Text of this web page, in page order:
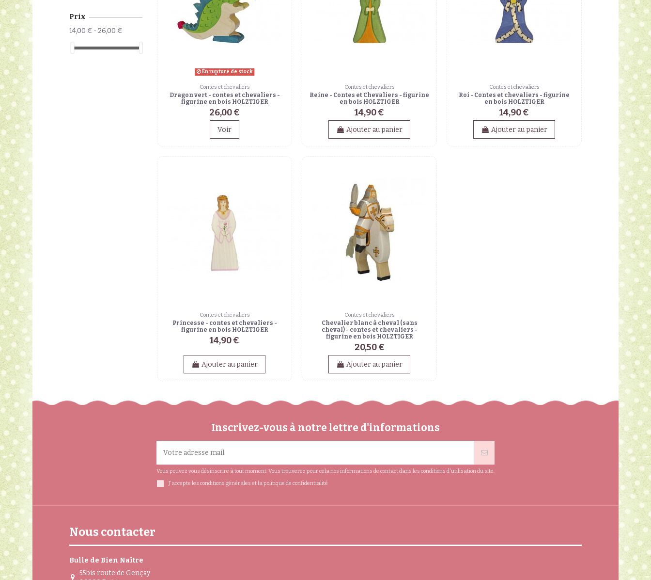
En rupture de stock
Contes et chevaliers
Dragon vert - contes et chevaliers -
figurine en bois HOLZTIGER
26,00 €
Voir
Contes et chevaliers
Reine - Contes et Chevaliers - figurine
en bois HOLZTIGER
14,90 €
Ajouter au panier
Contes et chevaliers
Roi - Contes et chevaliers - figurine
en bois HOLZTIGER
14,90 €
Ajouter au panier
Contes et chevaliers
Princesse - contes et chevaliers -
figurine en bois HOLZTIGER
14,90 €
Ajouter au panier
Contes et chevaliers
Chevalier blanc à cheval (sans
cheval) - contes et chevaliers -
figurine en bois HOLZTIGER
20,50 €
Ajouter au panier
Prix
14,00 € - 26,00 €
Inscrivez-vous à notre lettre d'informations
Vous pouvez vous désinscrire à tout moment. Vous trouverez pour cela nos informations de contact dans les conditions d'utilisation du site.
J'accepte les conditions générales et la politique de confidentialité
Nous contacter
Bulle de Bien Naître
55bis route de Gençay